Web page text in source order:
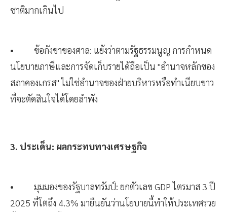
ชาติมากเกินไป
• ข้อกังขาของศาล: แย้งว่าตามรัฐธรรมนูญ การกำหนด
นโยบายภาษีและการจัดเก็บรายได้ถือเป็น "อำนาจหลักของ
สภาคองเกรส" ไม่ใช่อำนาจของฝ่ายบริหารหรือทำเนียบขาว
ที่จะตัดสินใจได้โดยลำพัง
3. ประเด็น: ผลกระทบทางเศรษฐกิจ
• มุมมองของรัฐบาลทรัมป์: ยกตัวเลข GDP ไตรมาส 3 ปี
2025 ที่โตถึง 4.3% มายืนยันว่านโยบายนี้ทำให้ประเทศรวย